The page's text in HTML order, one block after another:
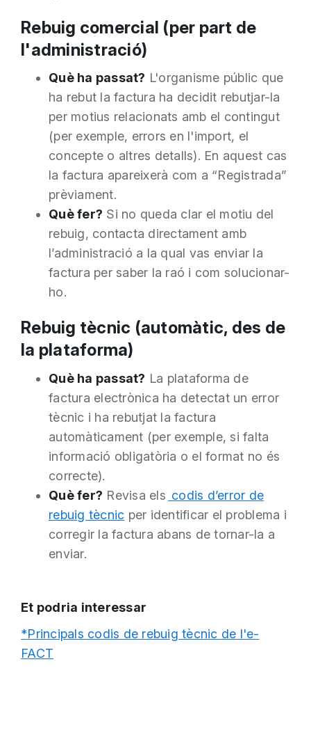
Rebuig comercial (per part de
l'administració)
Què ha passat? L'organisme públic que
ha rebut la factura ha decidit rebutjar-la
per motius relacionats amb el contingut
(per exemple, errors en l'import, el
concepte o altres detalls). En aquest cas
la factura apareixerà com a “Registrada”
prèviament.
Què fer? Si no queda clar el motiu del
rebuig, contacta directament amb
l’administració a la qual vas enviar la
factura per saber la raó i com solucionar-
ho.
Rebuig tècnic (automàtic, des de
la plataforma)
Què ha passat? La plataforma de
factura electrònica ha detectat un error
tècnic i ha rebutjat la factura
automàticament (per exemple, si falta
informació obligatòria o el format no és
correcte).
Què fer? Revisa els codis d’error de
rebuig tècnic per identificar el problema i
corregir la factura abans de tornar-la a
enviar.
Et podria interessar
*Principals codis de rebuig tècnic de l'e-
FACT